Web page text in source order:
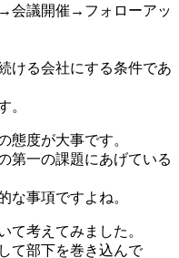
会議開催→フォローアッ
ける会社にする条件であ
。
態度が大事です。
第一の課題にあげている
な事項ですよね。
て考えてみました。
て部下を巻き込んで